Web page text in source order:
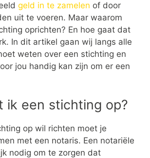
geld in te zamelen of door
uit te voeren. Maar waarom
oprichten? En hoe gaat dat
In dit artikel gaan wij langs alle
weten over een stichting en
jou handig kan zijn om er een
ik een stichting op?
op wil richten moet je
met een notaris. Een notariële
nodig om te zorgen dat